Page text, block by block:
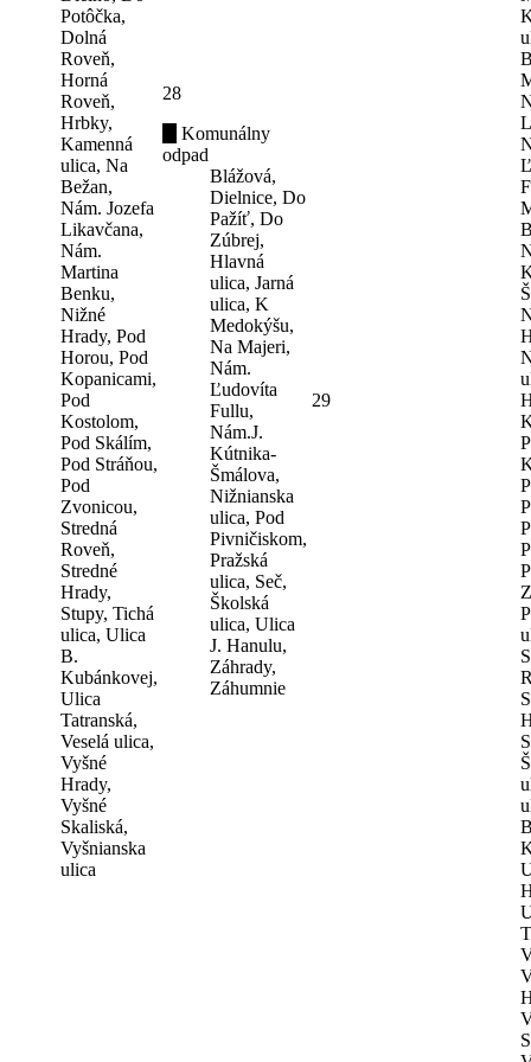
Potôčka,
Dolná
Roveň,
Horná
Roveň,
Hrbky,
Kamenná
ulica, Na
Bežan,
Nám. Jozefa
Likavčana,
Nám.
Martina
Benku,
Nižné
Hrady, Pod
Horou, Pod
Kopanicami,
Pod
Kostolom,
Pod Skálím,
Pod Stráňou,
Pod
Zvonicou,
Stredná
Roveň,
Stredné
Hrady,
Stupy, Tichá
ulica, Ulica
B.
Kubánkovej,
Ulica
Tatranská,
Veselá ulica,
Vyšné
Hrady,
Vyšné
Skaliská,
Vyšnianska
ulica
28
Komunálny
odpad
Blážová,
Dielnice, Do
Pažíť, Do
Zúbrej,
Hlavná
ulica, Jarná
ulica, K
Medokýšu,
Na Majeri,
Nám.
Ľudovíta
Fullu,
Nám.J.
Kútnika-
Šmálova,
Nižnianska
ulica, Pod
Pivničiskom,
Pražská
ulica, Seč,
Školská
ulica, Ulica
J. Hanulu,
Záhrady,
Záhumnie
29